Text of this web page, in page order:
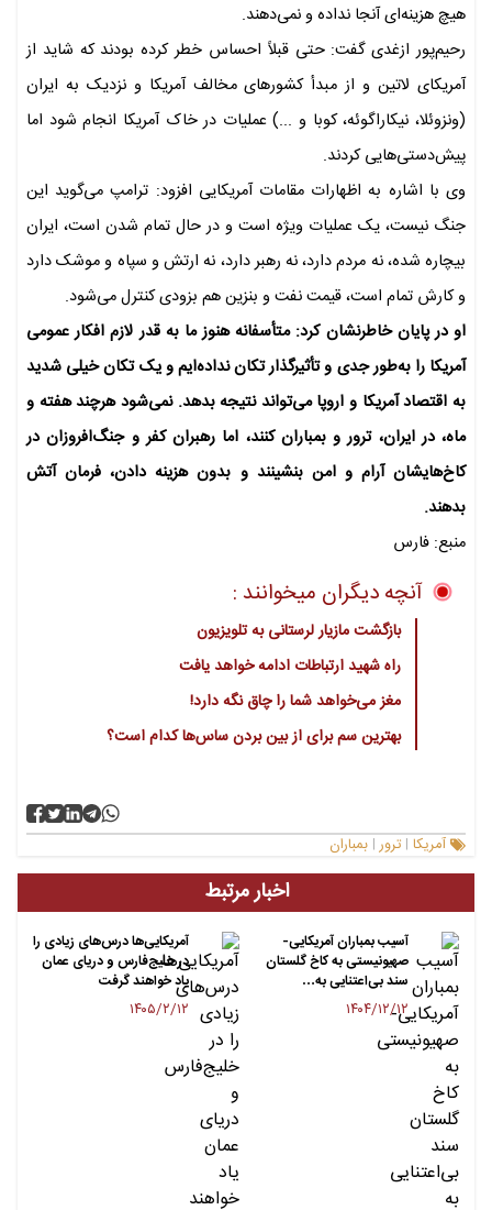
هیچ هزینه‌ای آنجا نداده و نمی‌دهند.
رحیم‌پور ازغدی گفت: حتی قبلاً احساس خطر کرده بودند که شاید از
آمریکای لاتین و از مبدأ کشورهای مخالف آمریکا و نزدیک به ایران
(ونزوئلا، نیکاراگوئه، کوبا و ...) عملیات در خاک آمریکا انجام شود اما
پیش‌دستی‌هایی کردند.
وی با اشاره به اظهارات مقامات آمریکایی افزود: ترامپ می‌گوید این
جنگ نیست، یک عملیات ویژه است و در حال تمام شدن است، ایران
بیچاره شده، نه مردم دارد، نه رهبر دارد، نه ارتش و سپاه و موشک دارد
و کارش تمام است، قیمت نفت و بنزین هم بزودی کنترل می‌شود.
او در پایان خاطرنشان کرد: متأسفانه هنوز ما به قدر لازم افکار عمومی
آمریکا را به‌طور جدی و تأثیرگذار تکان نداده‌ایم و یک تکان خیلی شدید
به اقتصاد آمریکا و اروپا می‌تواند نتیجه بدهد. نمی‌شود هرچند هفته و
ماه، در ایران، ترور و بمباران کنند، اما رهبران کفر و جنگ‌افروزان در
کاخ‌هایشان آرام و امن بنشینند و بدون هزینه دادن، فرمان آتش
بدهند.
منبع: فارس
آنچه دیگران میخوانند :
بازگشت مازیار لرستانی به تلویزیون
راه شهید ارتباطات ادامه خواهد یافت
مغز می‌خواهد شما را چاق نگه دارد!
بهترین سم برای از بین بردن ساس‌ها کدام است؟
آمریکا | ترور | بمباران
اخبار مرتبط
آسیب بمباران‌ آمریکایی-
صهیونیستی به کاخ گلستان
سند بی‌اعتنایی به…
۱۴۰۴/۱۲/۱۲
آمریکایی‌ها درس‌های زیادی را
در خلیج‌فارس و دریای عمان
یاد خواهند گرفت
۱۴۰۵/۲/۱۲